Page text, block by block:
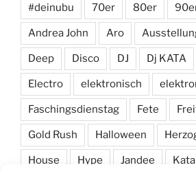
#deinubu 70er 80er
Andrea John Aro
Deep Disco DJ Dj KATA
Electro elektronisch
Faschingsdienstag Fete
Gold Rush Halloween
House Hype Jandee Kata